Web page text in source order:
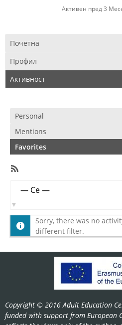
Активен пред 3
Почетна
Профил
Активност
Personal
Mentions
Favorites
Member
Activities
Show:
Sorry, there was no
different filter.
Copyright © 2016 Adult Education
funded with support from European